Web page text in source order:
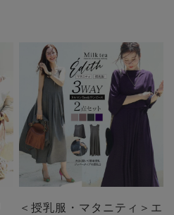
＜授乳服・マタニティ＞エ